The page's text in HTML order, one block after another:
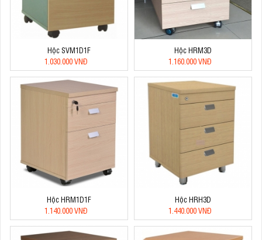
Hộc SVM1D1F
1.030.000 VNĐ
Hộc HRM3D
1.160.000 VNĐ
Hộc HRM1D1F
1.140.000 VNĐ
Hộc HRH3D
1.440.000 VNĐ